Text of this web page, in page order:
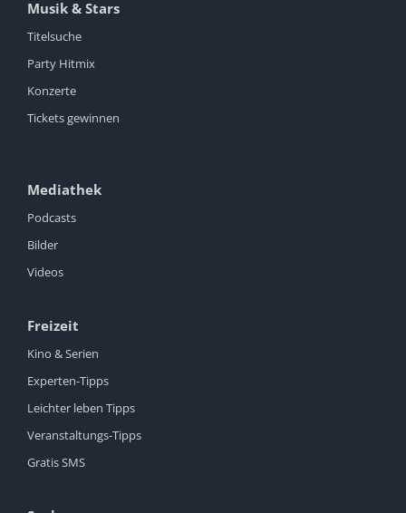
Musik & Stars
Titelsuche
Party Hitmix
Konzerte
Tickets gewinnen
Mediathek
Podcasts
Bilder
Videos
Freizeit
Kino & Serien
Experten-Tipps
Leichter leben Tipps
Veranstaltungs-Tipps
Gratis SMS